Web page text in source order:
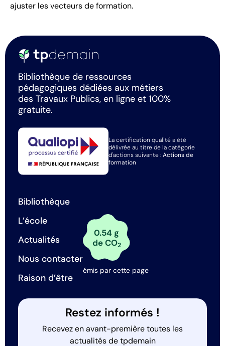
ajuster les vecteurs de formation.
Bibliothèque de ressources
pédagogiques dédiées aux métiers
des Travaux Publics, en ligne et 100%
gratuite.
La certification qualité a été
délivrée au titre de la catégorie
d'actions suivante :Actions de
formation
Bibliothèque
L’école
Actualités
Nous contacter
Raison d’être
0.54 g
de CO2
émis par cette page
Restez informés !
Recevez en avant-première toutes les
actualités de tpdemain